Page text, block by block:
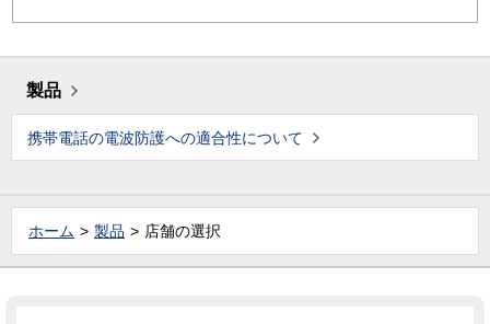
製品
携帯電話の電波防護への適合性について
ホーム 製品 店舗の選択